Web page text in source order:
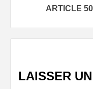
ARTICLE
LAISSER